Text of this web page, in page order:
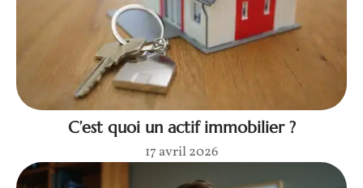
C’est quoi un actif immobilier ?
17 avril 2026